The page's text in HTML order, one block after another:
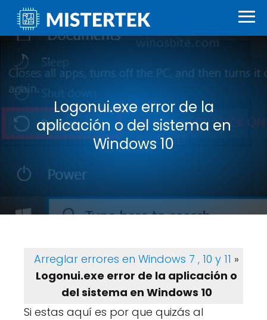
Logonui.exe error de la
aplicación o del sistema en
Windows 10
Arreglar errores en Windows 7 , 10 y 11 »
Logonui.exe error de la aplicación o
del sistema en Windows 10
Si estas aquí es por que quizás al